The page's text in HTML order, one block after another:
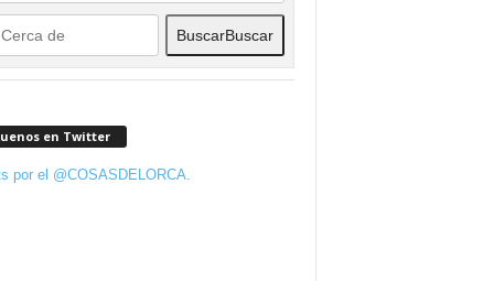
BuscarBuscar
en Twitter
por el @COSASDELORCA.